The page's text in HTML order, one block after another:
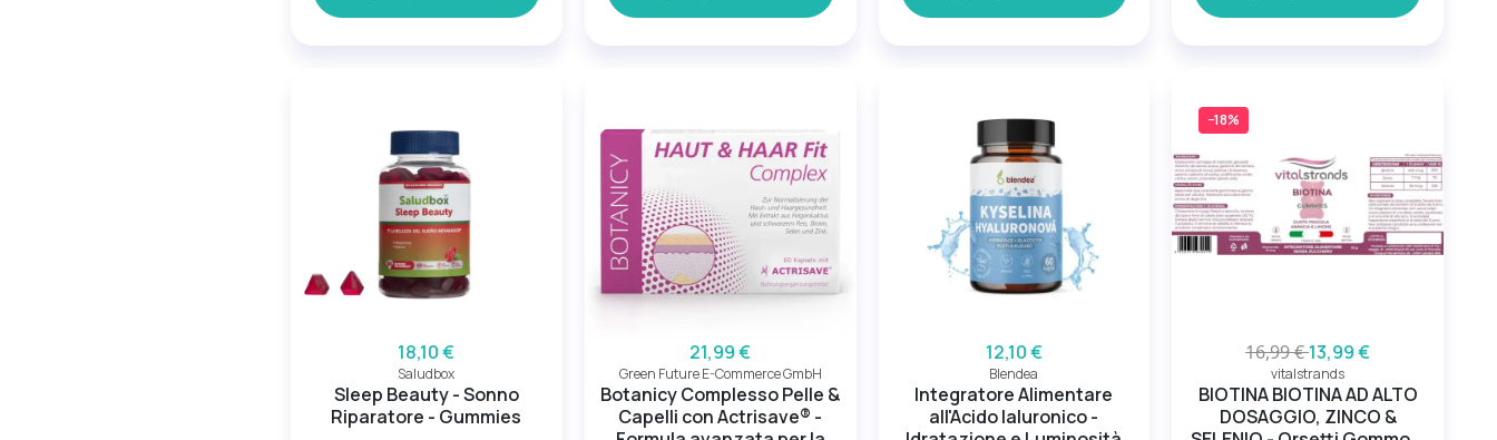
18,10 €
Saludbox
Sleep Beauty - Sonno
Riparatore - Gummies
21,99 €
Green Future E-Commerce GmbH
Botanicy Complesso Pelle &
Capelli con Actrisave® -
12,10 €
Blendea
Integratore Alimentare
all'Acido Ialuronico -
−18%
16,99 €13,99 €
vitalstrands
BIOTINA BIOTINA AD ALTO
DOSAGGIO, ZINCO &